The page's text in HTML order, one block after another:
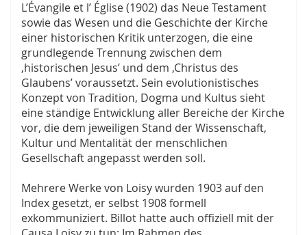
L’Évangile et l’ Église (1902) das Neue Testament
sowie das Wesen und die Geschichte der Kirche
einer historischen Kritik unterzogen, die eine
grundlegende Trennung zwischen dem
‚historischen Jesus’ und dem ‚Christus des
Glaubens’ voraussetzt. Sein evolutionistisches
Konzept von Tradition, Dogma und Kultus sieht
eine ständige Entwicklung aller Bereiche der Kirche
vor, die dem jeweiligen Stand der Wissenschaft,
Kultur und Mentalität der menschlichen
Gesellschaft angepasst werden soll.
Mehrere Werke von Loisy wurden 1903 auf den
Index gesetzt, er selbst 1908 formell
exkommuniziert. Billot hatte auch offiziell mit der